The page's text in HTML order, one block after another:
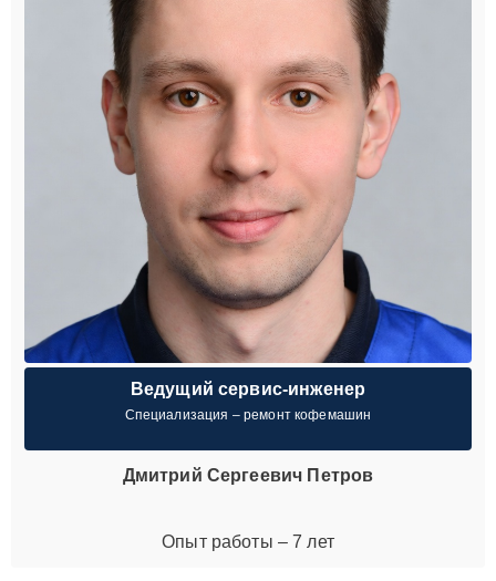
Ведущий сервис-инженер
Специализация – ремонт кофемашин
Дмитрий Сергеевич Петров
Опыт работы – 7 лет